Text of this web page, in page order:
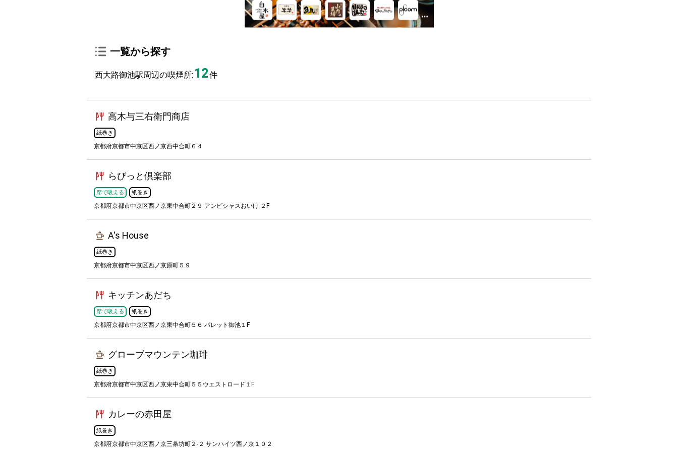
一覧から探す
西大路御池駅周辺の喫煙所: 12件
高木与三右衛門商店
紙巻き
京都府京都市中京区西ノ京西中合町６４
らびっと倶楽部
席で吸える 紙巻き
京都府京都市中京区西ノ京東中合町２９ アンビシャスおいけ ２F
A's House
紙巻き
京都府京都市中京区西ノ京原町５９
キッチンあだち
席で吸える 紙巻き
京都府京都市中京区西ノ京東中合町５６ パレット御池１F
グローブマウンテン珈琲
紙巻き
京都府京都市中京区西ノ京東中合町５５ウエストロード１F
カレーの赤田屋
紙巻き
京都府京都市中京区西ノ京三条坊町２-２ サンハイツ西ノ京１０２